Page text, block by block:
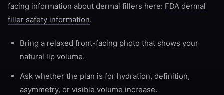
facing information about dermal fillers here: FDA dermal
filler safety information.
Bring a relaxed front-facing photo that shows your
natural lip volume.
Ask whether the plan is for hydration, definition,
asymmetry, or visible volume increase.